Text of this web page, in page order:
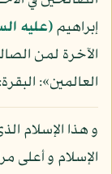
إبراهيم(عليه
الآخرة لمن
العالمين»: البقرة: 131.
و هذا الإسلام
الإسلام و أعلى